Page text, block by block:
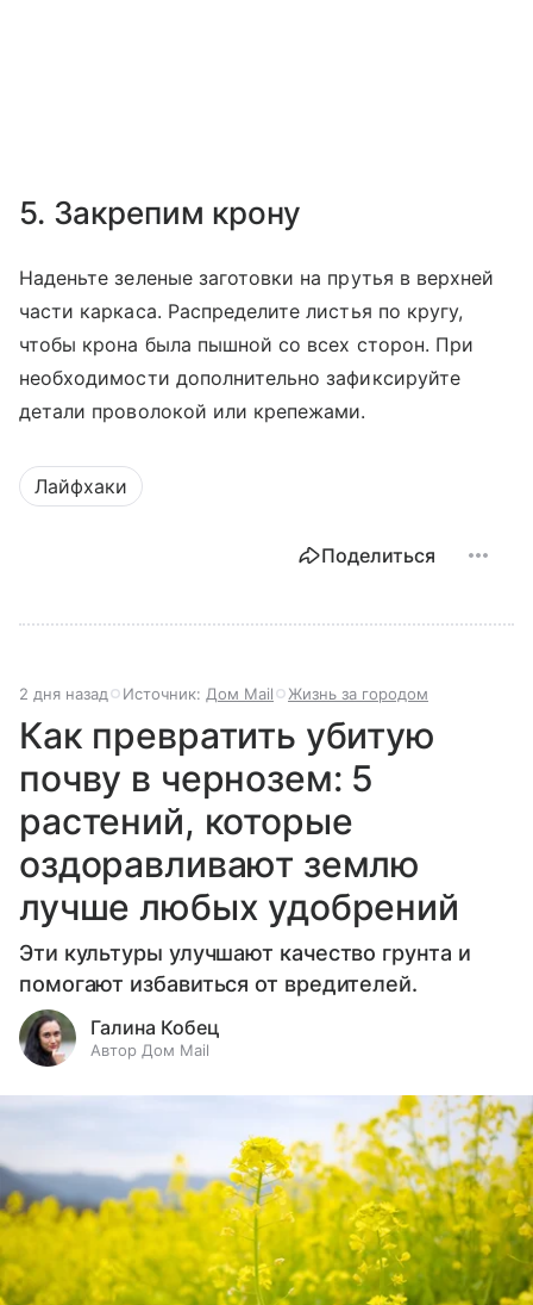
5. Закрепим крону
Наденьте зеленые заготовки на прутья в верхней
части каркаса. Распределите листья по кругу,
чтобы крона была пышной со всех сторон. При
необходимости дополнительно зафиксируйте
детали проволокой или крепежами.
Лайфхаки
Поделиться
2 дня назад Источник: Дом Mail Жизнь за городом
Как превратить убитую
почву в чернозем: 5
растений, которые
оздоравливают землю
лучше любых удобрений
Эти культуры улучшают качество грунта и
помогают избавиться от вредителей.
Галина Кобец
Автор Дом Mail